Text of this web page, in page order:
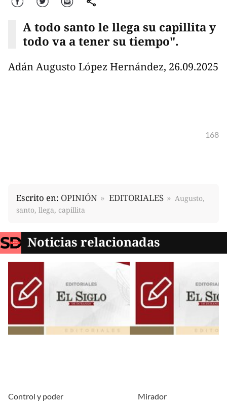
A todo santo le llega su capillita y
todo va a tener su tiempo".
Adán Augusto López Hernández, 26.09.2025
168
Escrito en: OPINIÓN EDITORIALES
Augusto,
santo, llega, capillita
Noticias relacionadas
Control y poder Mirador